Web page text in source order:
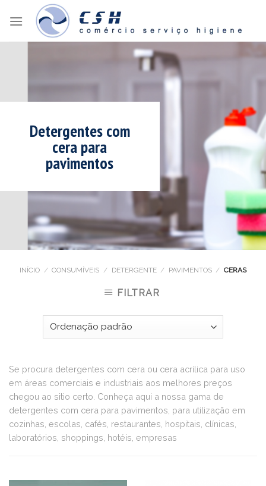
Detergentes com
cera para
pavimentos
INÍCIO / CONSUMÍVEIS / DETERGENTE / PAVIMENTOS / CERAS
FILTRAR
Se procura detergentes com cera ou cera acrílica para uso
em áreas comerciais e industriais aos melhores preços
chegou ao sitio certo. Conheça aqui a nossa gama de
detergentes com cera para pavimentos, para utilização em
cozinhas, escolas, cafés, restaurantes, hospitais, clínicas,
laboratórios, shoppings, hotéis, empresas